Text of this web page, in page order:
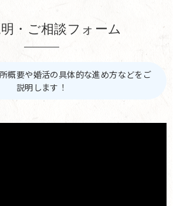
・ご相談フォーム
概要や婚活の具体的な進め方などをご
説明します！